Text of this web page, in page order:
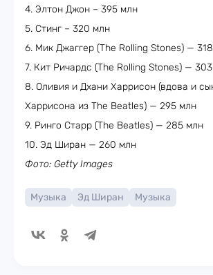
4. Элтон Джон – 395 млн
5. Стинг – 320 млн
6. Мик Джаггер (The Rolling Stones) —
7. Кит Ричардс (The Rolling Stones) —
8. Оливия и Дхани Харрисон (вдова и
Харрисона из The Beatles) — 295 млн
9. Ринго Старр (The Beatles) — 285 млн
10. Эд Ширан — 260 млн
Фото: Getty Images
Музыка Эд Ширан Музыка